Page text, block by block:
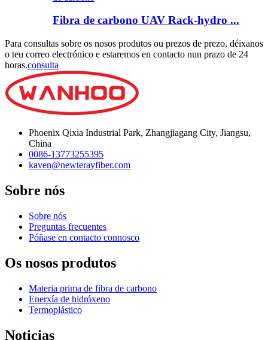
Fibra de carbono UAV Rack-hydro ...
Para consultas sobre os nosos produtos ou prezos de prezo, déixanos
o teu correo electrónico e estaremos en contacto nun prazo de 24
horas.consulta
Phoenix Qixia Industrial Park, Zhangjiagang City, Jiangsu,
China
0086-13773255395
kaven@newterayfiber.com
Sobre nós
Sobre nós
Preguntas frecuentes
Póñase en contacto connosco
Os nosos produtos
Materia prima de fibra de carbono
Enerxía de hidróxeno
Termoplástico
Noticias